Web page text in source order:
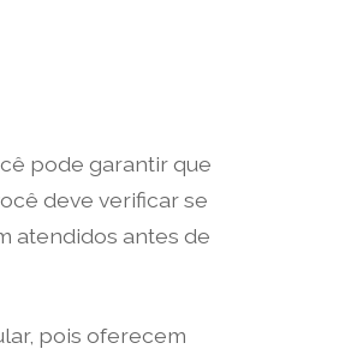
pode garantir que
deve verificar se
atendidos antes de
pois oferecem